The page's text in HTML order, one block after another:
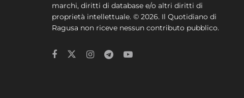
marchi, diritti di database e/o altri diritti di
proprietà intellettuale. © 2026. Il Quotidiano di
Ragusa non riceve nessun contributo pubblico.